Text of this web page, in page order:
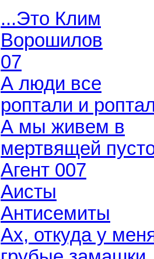
...Это Клим
Ворошилов
07
А люди все
роптали и
А мы живем в
мертвящей
Агент 007
Аисты
Антисемиты
Ах, откуда у